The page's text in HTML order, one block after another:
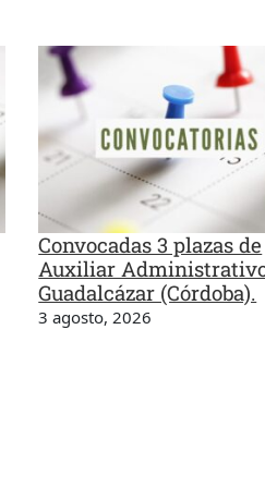
Convocadas 3 plazas de
Auxiliar
Guadalcázar (Córdoba).
3 agosto, 2026